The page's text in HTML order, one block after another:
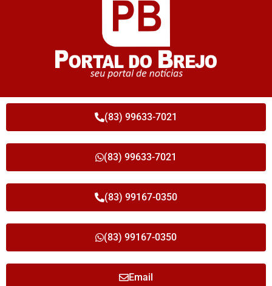
(83) 99633-7021
(83) 99633-7021
(83) 99167-0350
(83) 99167-0350
Email